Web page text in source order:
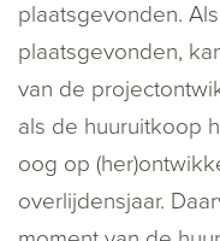
plaatsgevonden.
plaatsgevonden,
van de
als de huuruitkoop
oog op
overlijdensjaar.